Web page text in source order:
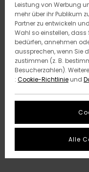
Leistung von Werbung
mehr über ihr Publikum
Partner zu entwickeln
Wahl so einstellen, dass
bedürfen, annehmen
aussprechen, wenn Sie
zustimmen (z. B.
Besucherzahlen).
: Cookie-Richtlinieund
Alle